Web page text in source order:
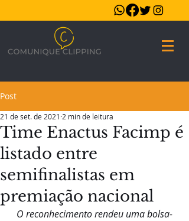
Post
Time Enactus Facimp é
listado entre
semifinalistas em
premiação nacional
21 de set. de 2021 2 min de leitura
O reconhecimento rendeu uma bolsa-